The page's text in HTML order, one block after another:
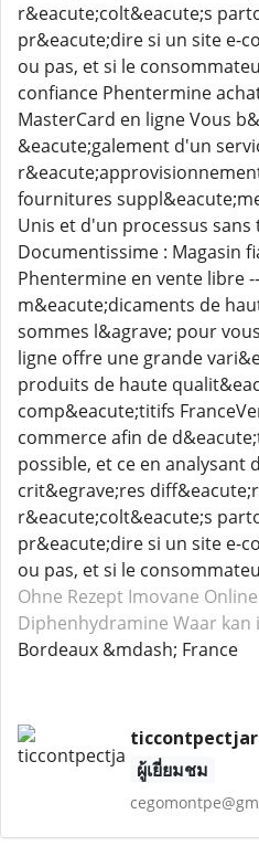
r&eacute;colt&eacute;s
pr&eacute;dire si un site e-
ou pas, et si le
confiance Phentermine
MasterCard en ligne Vous
&eacute;galement d'un
fournitures
Unis et d'un processus sans
Documentissime : Magasin
Phentermine en vente libre
m&eacute;dicaments de
sommes l&agrave; pour
ligne offre une grande
produits de haute
comp&eacute;titifs
commerce afin de
possible, et ce en analysant
crit&egrave;res
r&eacute;colt&eacute;s
pr&eacute;dire si un site e-
ou pas, et si le consommateu
Ohne Rezept Imovane
Diphenhydramine Waar kan
Bordeaux &mdash; France
ผู้เยี่ยมชม